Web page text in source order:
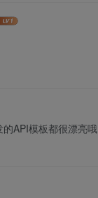
API模板都很漂亮哦